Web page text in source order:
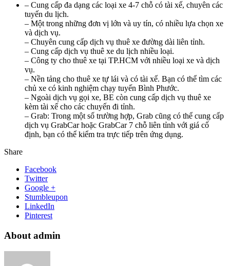
– Cung cấp đa dạng các loại xe 4-7 chỗ có tài xế, chuyên các
tuyến du lịch.
– Một trong những đơn vị lớn và uy tín, có nhiều lựa chọn xe
và dịch vụ.
– Chuyên cung cấp dịch vụ thuê xe đường dài liên tỉnh.
– Cung cấp dịch vụ thuê xe du lịch nhiều loại.
– Công ty cho thuê xe tại TP.HCM với nhiều loại xe và dịch
vụ.
– Nền tảng cho thuê xe tự lái và có tài xế. Bạn có thể tìm các
chủ xe có kinh nghiệm chạy tuyến Bình Phước.
– Ngoài dịch vụ gọi xe, BE còn cung cấp dịch vụ thuê xe
kèm tài xế cho các chuyến đi tỉnh.
– Grab: Trong một số trường hợp, Grab cũng có thể cung cấp
dịch vụ GrabCar hoặc GrabCar 7 chỗ liên tỉnh với giá cố
định, bạn có thể kiểm tra trực tiếp trên ứng dụng.
Share
Facebook
Twitter
Google +
Stumbleupon
LinkedIn
Pinterest
About admin